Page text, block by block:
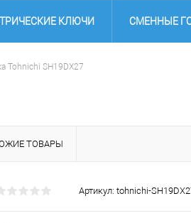
КЛЮЧИ СМЕННЫЕ
ПРИНАДЛЕЖНОСТИ
Tohnichi SH19DX27
ТОВАРЫ
Артикул: tohnichi-